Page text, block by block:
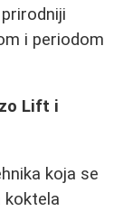
i periodom
Lift i
koja se
koktela